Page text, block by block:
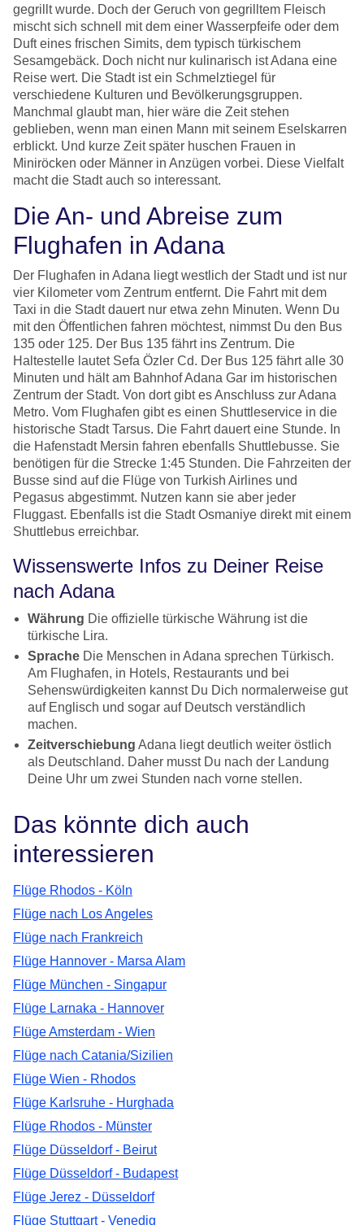
gegrillt wurde. Doch der Geruch von gegrilltem Fleisch
mischt sich schnell mit dem einer Wasserpfeife oder dem
Duft eines frischen Simits, dem typisch türkischem
Sesamgebäck. Doch nicht nur kulinarisch ist Adana eine
Reise wert. Die Stadt ist ein Schmelztiegel für
verschiedene Kulturen und Bevölkerungsgruppen.
Manchmal glaubt man, hier wäre die Zeit stehen
geblieben, wenn man einen Mann mit seinem Eselskarren
erblickt. Und kurze Zeit später huschen Frauen in
Miniröcken oder Männer in Anzügen vorbei. Diese Vielfalt
macht die Stadt auch so interessant.
Die An- und Abreise zum
Flughafen in Adana
Der Flughafen in Adana liegt westlich der Stadt und ist nur
vier Kilometer vom Zentrum entfernt. Die Fahrt mit dem
Taxi in die Stadt dauert nur etwa zehn Minuten. Wenn Du
mit den Öffentlichen fahren möchtest, nimmst Du den Bus
135 oder 125. Der Bus 135 fährt ins Zentrum. Die
Haltestelle lautet Sefa Özler Cd. Der Bus 125 fährt alle 30
Minuten und hält am Bahnhof Adana Gar im historischen
Zentrum der Stadt. Von dort gibt es Anschluss zur Adana
Metro. Vom Flughafen gibt es einen Shuttleservice in die
historische Stadt Tarsus. Die Fahrt dauert eine Stunde. In
die Hafenstadt Mersin fahren ebenfalls Shuttlebusse. Sie
benötigen für die Strecke 1:45 Stunden. Die Fahrzeiten der
Busse sind auf die Flüge von Turkish Airlines und
Pegasus abgestimmt. Nutzen kann sie aber jeder
Fluggast. Ebenfalls ist die Stadt Osmaniye direkt mit einem
Shuttlebus erreichbar.
Wissenswerte Infos zu Deiner Reise
nach Adana
Währung Die offizielle türkische Währung ist die
türkische Lira.
Sprache Die Menschen in Adana sprechen Türkisch.
Am Flughafen, in Hotels, Restaurants und bei
Sehenswürdigkeiten kannst Du Dich normalerweise gut
auf Englisch und sogar auf Deutsch verständlich
machen.
Zeitverschiebung Adana liegt deutlich weiter östlich
als Deutschland. Daher musst Du nach der Landung
Deine Uhr um zwei Stunden nach vorne stellen.
Das könnte dich auch
interessieren
Flüge Rhodos - Köln
Flüge nach Los Angeles
Flüge nach Frankreich
Flüge Hannover - Marsa Alam
Flüge München - Singapur
Flüge Larnaka - Hannover
Flüge Amsterdam - Wien
Flüge nach Catania/Sizilien
Flüge Wien - Rhodos
Flüge Karlsruhe - Hurghada
Flüge Rhodos - Münster
Flüge Düsseldorf - Beirut
Flüge Düsseldorf - Budapest
Flüge Jerez - Düsseldorf
Flüge Stuttgart - Venedig